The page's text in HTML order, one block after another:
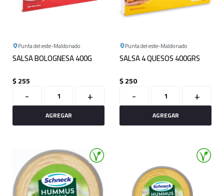
Punta del este Maldonado
SALSA BOLOGNESA 400G
$255
- +
Punta del este Maldonado
SALSA 4 QUESOS 400GRS
$250
- +